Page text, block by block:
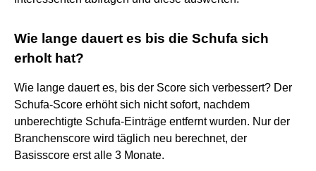
Wie lange dauert es bis die Schufa sich
erholt hat?
Wie lange dauert es, bis der Score sich verbessert? Der
Schufa-Score erhöht sich nicht sofort, nachdem
unberechtigte Schufa-Einträge entfernt wurden. Nur der
Branchenscore wird täglich neu berechnet, der
Basisscore erst alle 3 Monate.